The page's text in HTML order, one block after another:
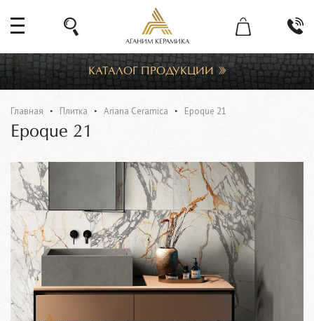
АГАНИМ КЕРАМИКА
КАТАЛОГ ПРОДУКЦИИ
Главная Плитка Ariana Ceramica Epoque 21
Epoque 21